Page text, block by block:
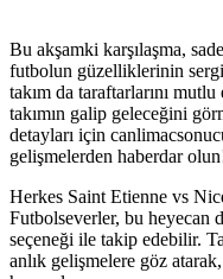
Bu akşamki karşılaşma,
futbolun güzelliklerinin
takım da taraftarlarını
takımın galip geleceğini
detayları için
gelişmelerden haberdar
Herkes Saint Etienne vs
Futbolseverler, bu heyecan
seçeneği ile takip edebilir.
anlık gelişmelere göz